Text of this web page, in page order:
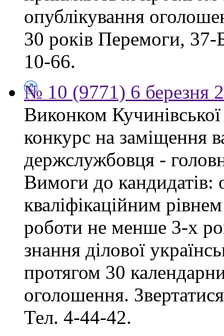
опублікування
30 років Перемоги,
10-66.
№ 10 (9771) 6 березня
Виконком
конкурс на заміщення
держслужбовця -
Вимоги до кандидатів:
кваліфікаційним
роботи не менше 3-х
знання ділової
протягом 30
оголошення.
Тел. 4-44-42.